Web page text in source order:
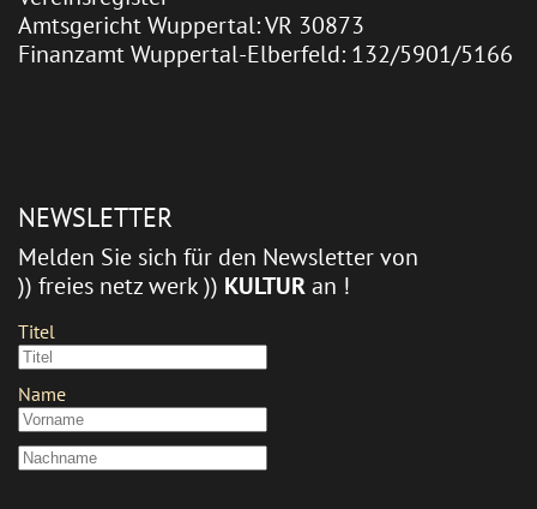
Amtsgericht Wuppertal: VR 30873
Finanzamt Wuppertal-Elberfeld: 132/5901/5166
NEWSLETTER
Melden Sie sich für den Newsletter von
)) freies netz werk )) KULTURan !